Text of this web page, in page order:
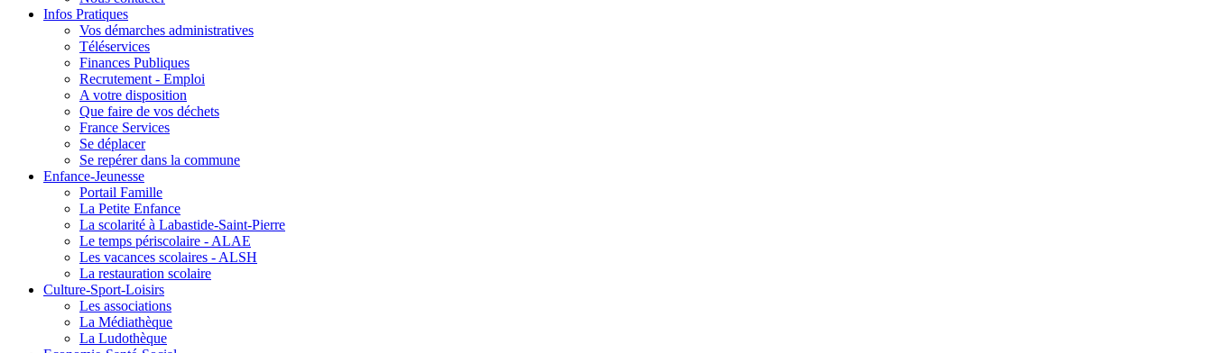
Infos Pratiques
Vos démarches administratives
Téléservices
Finances Publiques
Recrutement - Emploi
A votre disposition
Que faire de vos déchets
France Services
Se déplacer
Se repérer dans la commune
Enfance-Jeunesse
Portail Famille
La Petite Enfance
La scolarité à Labastide-Saint-Pierre
Le temps périscolaire - ALAE
Les vacances scolaires - ALSH
La restauration scolaire
Culture-Sport-Loisirs
Les associations
La Médiathèque
La Ludothèque